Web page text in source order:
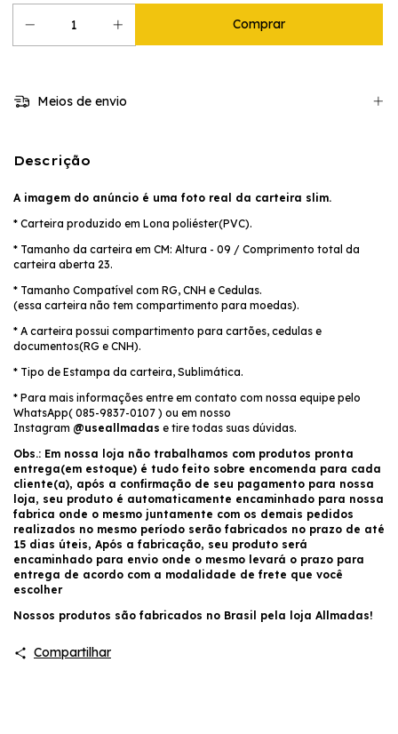
Meios de envio
Descrição
A imagem do anúncio é uma foto real da carteira slim.
* Carteira produzido em Lona poliéster(PVC).
* Tamanho da carteira em CM: Altura - 09 / Comprimento total da
carteira aberta 23.
* Tamanho Compatível com RG, CNH e Cedulas.
(essa carteira não tem compartimento para moedas).
* A carteira possui compartimento para cartões, cedulas e
documentos(RG e CNH).
* Tipo de Estampa da carteira, Sublimática.
* Para mais informações entre em contato com nossa equipe pelo
WhatsApp( 085-9837-0107 ) ou em nosso
Instagram @useallmadas e tire todas suas dúvidas.
Obs.: Em nossa loja não trabalhamos com produtos pronta
entrega(em estoque) é tudo feito sobre encomenda para cada
cliente(a), após a confirmação de seu pagamento para nossa
loja, seu produto é automaticamente encaminhado para nossa
fabrica onde o mesmo juntamente com os demais pedidos
realizados no mesmo período serão fabricados no prazo de até
15 dias úteis, Após a fabricação, seu produto será
encaminhado para envio onde o mesmo levará o prazo para
entrega de acordo com a modalidade de frete que você
escolher
Nossos produtos são fabricados no Brasil pela loja Allmadas!
Compartilhar